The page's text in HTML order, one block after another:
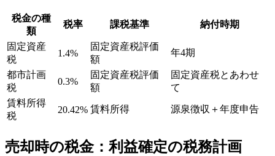
税金の種
類
税率 課税基準 納付時期
固定資産
税
1.4%
固定資産税評価
額
年4期
都市計画
税
0.3%
固定資産税評価
額
固定資産税とあわせ
て
賃料所得
税
20.42% 賃料所得 源泉徴収＋年度申告
売却時の税金：利益確定の税務計画